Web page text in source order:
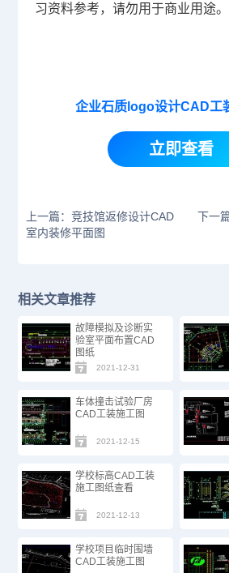
习资料参考，请勿用于商业用途。
企业石质logo设计CAD工
立即查看
上一篇：竞技馆返修设计CAD
室内装修平面图
下一
相关文章推荐
故障模拟及诊断实
验室平面布置CAD
图纸
2021-12-31
车体撞击试验厂房
CAD工装施工图
2021-12-15
学校标高CAD工装
施工图纸查看
2021-12-13
学校项目临时围墙
CAD工装施工图